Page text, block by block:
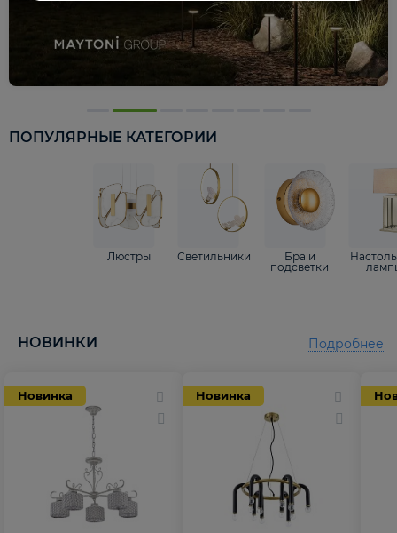
ПОПУЛЯРНЫЕ КАТЕГОРИИ
Люстры Светильники
Бра и
подсветки
НОВИНКИ
Новинка Новинка
Подробнее